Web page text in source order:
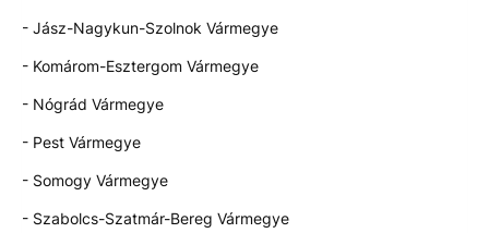
- Jász-Nagykun-Szolnok Vármegye
- Komárom-Esztergom Vármegye
- Nógrád Vármegye
- Pest Vármegye
- Somogy Vármegye
- Szabolcs-Szatmár-Bereg Vármegye